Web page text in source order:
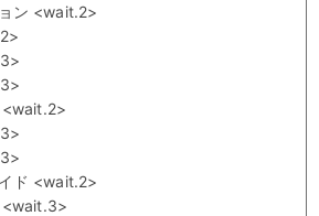
ン <wait.2>
<wait.2>
ド <wait.2>
<wait.3>